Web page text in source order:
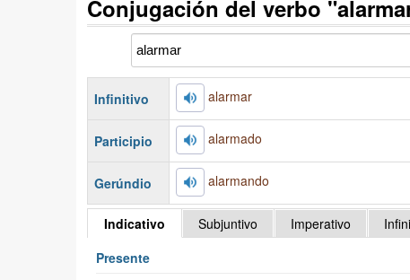
Conjugación del verbo
Infinitivo alarmar
Participio alarmado
Gerúndio alarmando
Indicativo Subjuntivo Imperativo
Presente